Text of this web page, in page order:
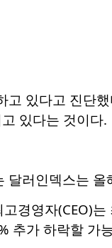
있다고 진단
있다는 것이다.
달러인덱스는
경영자(CEO)
추가 하락할 가